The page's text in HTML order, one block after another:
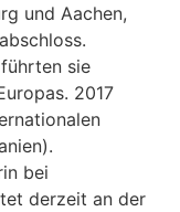
und Aachen,
sie
2017
bei
derzeit an der